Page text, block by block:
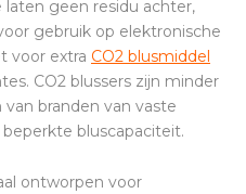
laten geen residu achter,
gebruik op elektronische
voor extra CO2 blusmiddel
CO2 blussers zijn minder
branden van vaste
bluscapaciteit.
ontworpen voor